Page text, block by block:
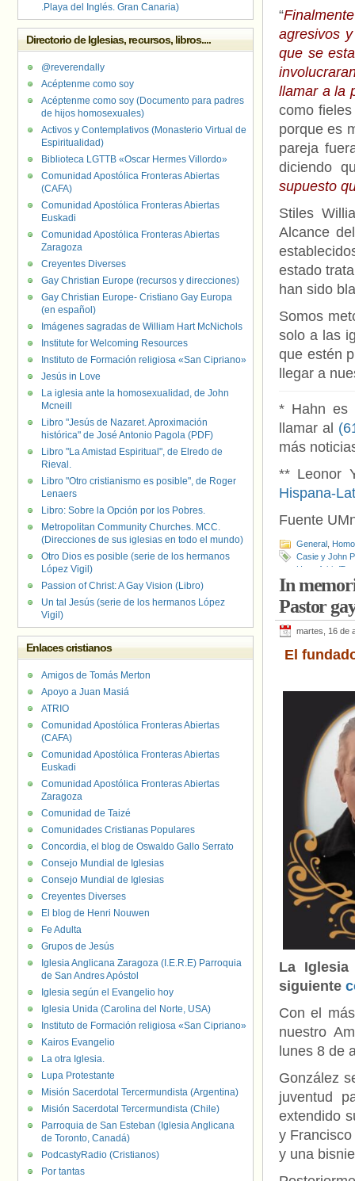
“
agresivos
que se
llamar a la
como
porque es
pareja
diciendo
supuesto
Stiles
Alcance
estado
han sido
Somos
solo a las
que estén
llegar a
* Hahn es
llamar al
más
** Leonor
Hispana-
Fuente
General
Casie y John
Homofobia/
Metodista
In
Pastor
martes, 16 de
El
La
siguiente
Con el
nuestro
lunes 8 de
González
juventud
extendido
y
y una
.Playa del Inglés. Gran Canaria)
Directorio de Iglesias, recursos, libros....
@reverendally
Acéptenme como soy
Acéptenme como soy (Documento para padres
de hijos homosexuales)
Activos y Contemplativos (Monasterio Virtual de
Espiritualidad)
Biblioteca LGTTB «Oscar Hermes Villordo»
Comunidad Apostólica Fronteras Abiertas
(CAFA)
Comunidad Apostólica Fronteras Abiertas
Euskadi
Comunidad Apostólica Fronteras Abiertas
Zaragoza
Creyentes Diverses
Gay Christian Europe (recursos y direcciones)
Gay Christian Europe- Cristiano Gay Europa
(en español)
Imágenes sagradas de William Hart McNichols
Institute for Welcoming Resources
Instituto de Formación religiosa «San Cipriano»
Jesús in Love
La iglesia ante la homosexualidad, de John
Mcneill
Libro "Jesús de Nazaret. Aproximación
histórica" de José Antonio Pagola (PDF)
Libro "La Amistad Espiritual", de Elredo de
Rieval.
Libro "Otro cristianismo es posible", de Roger
Lenaers
Libro: Sobre la Opción por los Pobres.
Metropolitan Community Churches. MCC.
(Direcciones de sus iglesias en todo el mundo)
Otro Dios es posible (serie de los hermanos
López Vigil)
Passion of Christ: A Gay Vision (Libro)
Un tal Jesús (serie de los hermanos López
Vigil)
Enlaces cristianos
Amigos de Tomás Merton
Apoyo a Juan Masiá
ATRIO
Comunidad Apostólica Fronteras Abiertas
(CAFA)
Comunidad Apostólica Fronteras Abiertas
Euskadi
Comunidad Apostólica Fronteras Abiertas
Zaragoza
Comunidad de Taizé
Comunidades Cristianas Populares
Concordia, el blog de Oswaldo Gallo Serrato
Consejo Mundial de Iglesias
Consejo Mundial de Iglesias
Creyentes Diverses
El blog de Henri Nouwen
Fe Adulta
Grupos de Jesús
Iglesia Anglicana Zaragoza (I.E.R.E) Parroquia
de San Andres Apóstol
Iglesia según el Evangelio hoy
Iglesia Unida (Carolina del Norte, USA)
Instituto de Formación religiosa «San Cipriano»
Kairos Evangelio
La otra Iglesia.
Lupa Protestante
Misión Sacerdotal Tercermundista (Argentina)
Misión Sacerdotal Tercermundista (Chile)
Parroquia de San Esteban (Iglesia Anglicana
de Toronto, Canadá)
PodcastyRadio (Cristianos)
Por tantas